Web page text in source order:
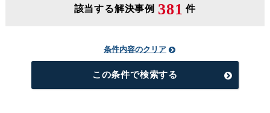
該当する解決事例 381 件
条件内容のクリア
この条件で検索する